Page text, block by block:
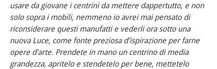
usare da giovane i centrini da mettere dappertutto, e non
solo sopra i mobili, nemmeno io avrei mai pensato di
riconsiderare questi manufatti e vederli ora sotto una
nuova Luce, come fonte preziosa d’ispirazione per farne
opere d’arte. Prendete in mano un centrino di media
grandezza, apritelo e stendetelo per bene, mettetelo